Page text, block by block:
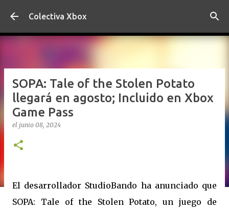
Ir al contenido principal
Colectiva Xbox
SOPA: Tale of the Stolen Potato
llegará en agosto; Incluido en Xbox
Game Pass
el junio 08, 2024
El desarrollador StudioBando ha anunciado que
SOPA: Tale of the Stolen Potato, un juego de